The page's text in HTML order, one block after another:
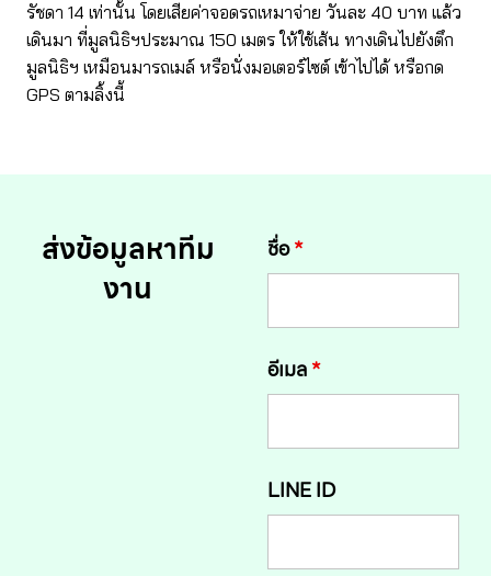
รัชดา 14 เท่านั้น โดยเสียค่าจอดรถเหมาจ่าย วันละ 40 บาท แล้ว
เดินมา ที่มูลนิธิฯประมาณ 150 เมตร ให้ใช้เส้น ทางเดินไปยังตึก
มูลนิธิฯ เหมือนมารถเมล์ หรือนั่งมอเตอร์ไซต์ เข้าไปได้ หรือกด
GPS ตามลิ้งนี้
ส่งข้อมูลหาทีม
งาน
ชื่อ*
อีเมล*
LINE ID